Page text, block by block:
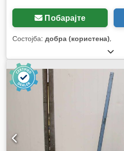
Побарајте
Состојба: добра (користена),